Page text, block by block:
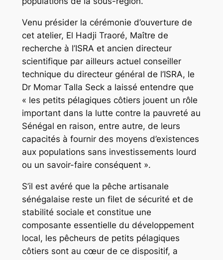
Venu présider la cérémonie d’ouverture de
cet atelier, El Hadji Traoré, Maître de
recherche à l’ISRA et ancien directeur
scientifique par ailleurs actuel conseiller
technique du directeur général de l’ISRA, le
Dr Momar Talla Seck a laissé entendre que
« les petits pélagiques côtiers jouent un rôle
important dans la lutte contre la pauvreté au
Sénégal en raison, entre autre, de leurs
capacités à fournir des moyens d’existences
aux populations sans investissements lourd
ou un savoir-faire conséquent ».
S’il est avéré que la pêche artisanale
sénégalaise reste un filet de sécurité et de
stabilité sociale et constitue une
composante essentielle du développement
local, les pêcheurs de petits pélagiques
côtiers sont au cœur de ce dispositif, a